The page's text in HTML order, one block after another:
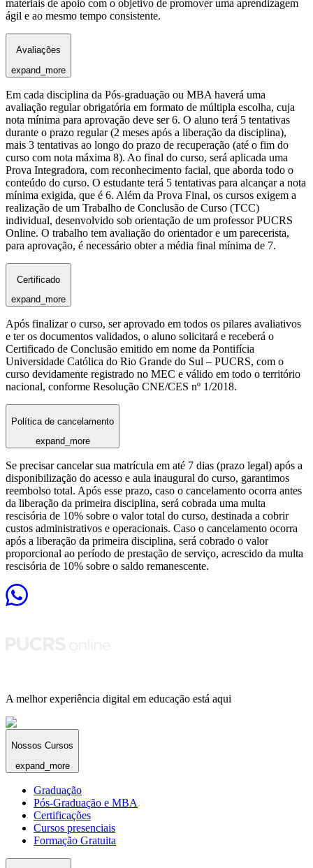
materiais de apoio com o objetivo de promover uma aprendizagem
ágil e ao mesmo tempo consistente.
Avaliações
expand_more
Em cada disciplina da Pós-graduação ou MBA haverá uma
avaliação regular obrigatória em formato de múltipla escolha, cuja
nota mínima para aprovação deve ser 6. O aluno terá 5 tentativas
durante o prazo regular (2 meses após a liberação da disciplina),
mais 3 tentativas ao longo do prazo de recuperação (até o fim do
curso com nota máxima 8). Ao final do curso, será aplicada uma
Prova Integradora, com reconhecimento facial, que aborda todo o
conteúdo do curso. O estudante terá 5 tentativas para alcançar a nota
mínima exigida, que é 6. Além da Prova Final, os cursos exigem a
realização de um Trabalho de Conclusão de Curso (TCC)
individual, desenvolvido sob orientação de um professor PUCRS
Online. O trabalho tem avaliação do orientador e um parecerista,
para aprovação, é necessário obter a média final mínima de 7.
Certificado
expand_more
Após finalizar o curso, ser aprovado em todos os pilares avaliativos
e ter os documentos validados, o aluno solicitará e receberá o
Certificado de Conclusão emitido em nome da Pontifícia
Universidade Católica do Rio Grande do Sul – PUCRS, com o
curso devidamente registrado no MEC e válido em todo o território
nacional, conforme Resolução CNE/CES nº 1/2018.
Política de cancelamento
expand_more
Se precisar cancelar sua matrícula em até 7 dias (prazo legal) após a
disponibilização do acesso e aula inaugural do curso, garantimos
reembolso total. Após esse prazo, caso o cancelamento ocorra antes
da liberação da primeira disciplina, será cobrada uma multa
rescisória de 10% sobre o valor total do curso, destinada a cobrir
custos administrativos e operacionais. Caso o cancelamento ocorra
após a liberação da primeira disciplina, será cobrado o valor
proporcional ao período de prestação de serviço, acrescido da multa
rescisória de 10% sobre o saldo remanescente.
A melhor experiência digital em educação está aqui
Nossos Cursos
expand_more
Graduação
Pós-Graduação e MBA
Certificações
Cursos presenciais
Formação Gratuita